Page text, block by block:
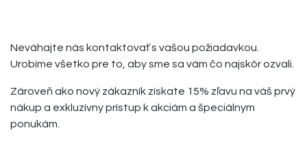
Neváhajte nás kontaktovať s vašou požiadavkou.
Urobíme všetko pre to, aby sme sa vám čo najskôr ozvali.
Zároveň ako nový zákazník získate 15% zľavu na váš prvý
nákup a exkluzívny prístup k akciám a špeciálnym
ponukám.